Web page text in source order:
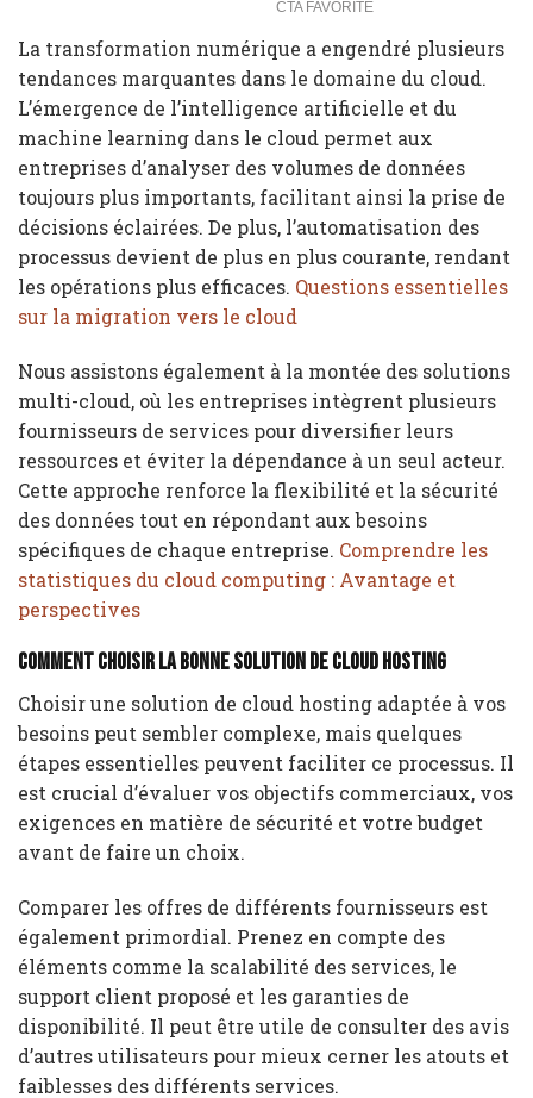
La transformation numérique a engendré plusieurs
tendances marquantes dans le domaine du cloud.
L’émergence de l’intelligence artificielle et du
machine learning dans le cloud permet aux
entreprises d’analyser des volumes de données
toujours plus importants, facilitant ainsi la prise de
décisions éclairées. De plus, l’automatisation des
processus devient de plus en plus courante, rendant
les opérations plus efficaces. Questions essentielles
sur la migration vers le cloud
Nous assistons également à la montée des solutions
multi-cloud, où les entreprises intègrent plusieurs
fournisseurs de services pour diversifier leurs
ressources et éviter la dépendance à un seul acteur.
Cette approche renforce la flexibilité et la sécurité
des données tout en répondant aux besoins
spécifiques de chaque entreprise. Comprendre les
statistiques du cloud computing : Avantage et
perspectives
Comment choisir la bonne solution de cloud hosting
Choisir une solution de cloud hosting adaptée à vos
besoins peut sembler complexe, mais quelques
étapes essentielles peuvent faciliter ce processus. Il
est crucial d’évaluer vos objectifs commerciaux, vos
exigences en matière de sécurité et votre budget
avant de faire un choix.
Comparer les offres de différents fournisseurs est
également primordial. Prenez en compte des
éléments comme la scalabilité des services, le
support client proposé et les garanties de
disponibilité. Il peut être utile de consulter des avis
d’autres utilisateurs pour mieux cerner les atouts et
faiblesses des différents services.